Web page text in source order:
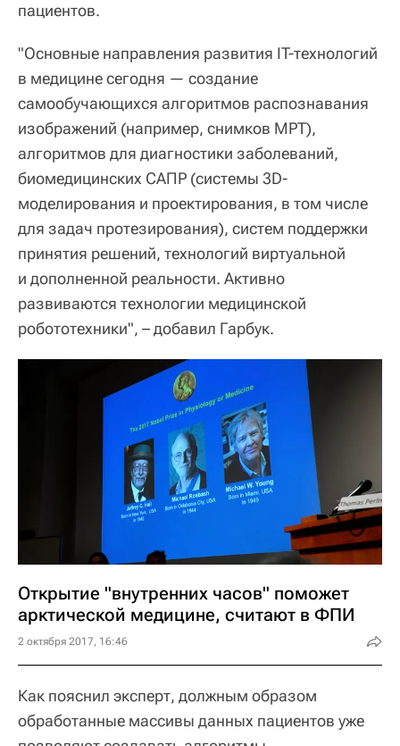
пациентов.
"Основные направления развития IT-технологий
в медицине сегодня — создание
самообучающихся алгоритмов распознавания
изображений (например, снимков МРТ),
алгоритмов для диагностики заболеваний,
биомедицинских САПР (системы 3D-
моделирования и проектирования, в том числе
для задач протезирования), систем поддержки
принятия решений, технологий виртуальной
и дополненной реальности. Активно
развиваются технологии медицинской
робототехники", – добавил Гарбук.
Открытие "внутренних часов" поможет
арктической медицине, считают в ФПИ
2 октября 2017, 16:46
Как пояснил эксперт, должным образом
обработанные массивы данных пациентов уже